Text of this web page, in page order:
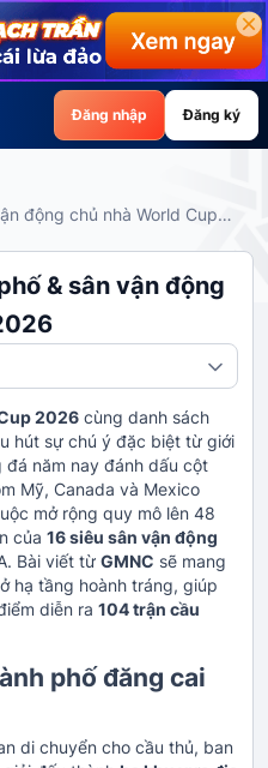
Đăng nhập Đăng ký
động chủ nhà World Cup
& sân vận động
2026 cùng danh sách
hút sự chú ý đặc biệt từ giới
đá năm nay đánh dấu cột
Mỹ, Canada và Mexico
mở rộng quy mô lên 48
của 16 siêu sân vận động
Bài viết từ GMNC sẽ mang
hạ tầng hoành tráng, giúp
diễn ra 104 trận cầu
phố đăng cai
di chuyển cho cầu thủ, ban